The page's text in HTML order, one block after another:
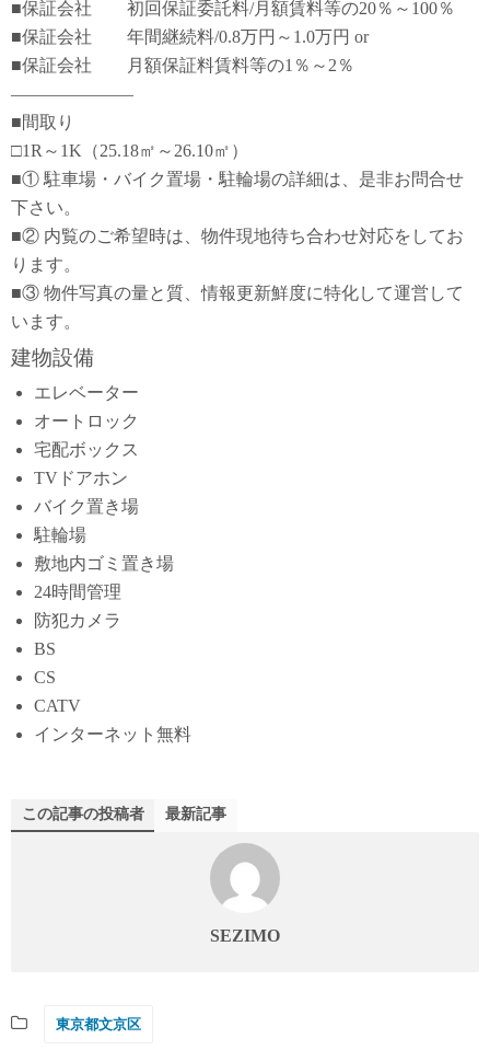
■保証会社 初回保証委託料/月額賃料等の20％～100％
■保証会社 年間継続料/0.8万円～1.0万円 or
■保証会社 月額保証料賃料等の1％～2％
―――――――
■間取り
□1R～1K（25.18㎡～26.10㎡）
■① 駐車場・バイク置場・駐輪場の詳細は、是非お問合せ
下さい。
■② 内覧のご希望時は、物件現地待ち合わせ対応をしてお
ります。
■③ 物件写真の量と質、情報更新鮮度に特化して運営して
います。
建物設備
エレベーター
オートロック
宅配ボックス
TVドアホン
バイク置き場
駐輪場
敷地内ゴミ置き場
24時間管理
防犯カメラ
BS
CS
CATV
インターネット無料
この記事の投稿者 最新記事
SEZIMO
東京都文京区